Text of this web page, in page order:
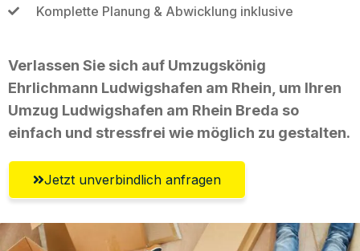
Komplette Planung & Abwicklung inklusive
Verlassen Sie sich auf Umzugskönig
Ehrlichmann Ludwigshafen am Rhein, um Ihren
Umzug Ludwigshafen am Rhein Breda so
einfach und stressfrei wie möglich zu gestalten.
Jetzt unverbindlich anfragen